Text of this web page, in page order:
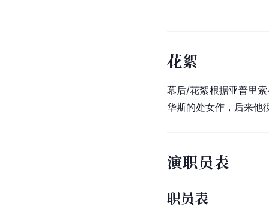
花絮
幕后/花絮根据亚普里
华斯的处女作，后来他
演职员表
职员表